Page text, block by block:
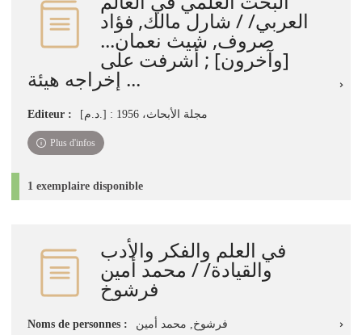
العربي/ / شارل مالك, فؤاد
صروف, شيث نعمان...
[وآخرون] ; أشرفت على
إخراجه هيئة ...
Editeur : [د.م.] : مجلة الأبحاث، 1956
Plus d'infos
1 exemplaire disponible
في العلم والفكر والأدب
والقيادة/ / محمد أمين
فرشوخ
Noms de personnes :
فرشوخ, محمد أمين